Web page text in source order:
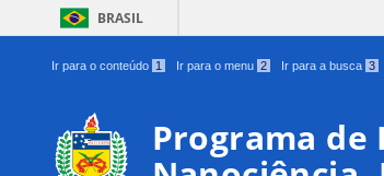
BRASIL
Ir para o conteúdo 1 Ir para o menu 2 Ir para a busca 3
Programa de